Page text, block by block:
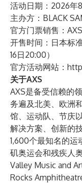
活动日期：2026年
主办方：BLACK
官方门票销售：
开售时间：日本标
16日20:00）
官方活动网站：
关于AXS
AXS是备受信赖的
务遍及北美、欧洲
馆、运动队、节庆
解决方案、创新的
1,600个最知名的
矶奥运会和残疾人
Valley Music and
Rocks